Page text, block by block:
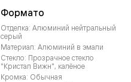
Формато
Отделка: Алюминий нейтральный
серый
Материал: Алюминий в эмали
Стекло: Прозрачное стекло
"Кристал Вижн", калёное
Кромка: Обычная